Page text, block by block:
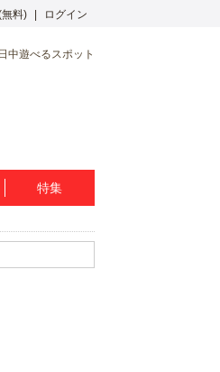
料) ログイン
中遊べるスポット
特集